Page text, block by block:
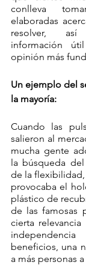
conlleva
elaboradas
resolver,
información
opinión más
Un ejemplo del
la mayoría:
Cuando las
salieron al
mucha gente
la búsqueda
de la flexibilidad,
provocaba el
plástico de
de las famosas
cierta
beneficios, una
a más personas